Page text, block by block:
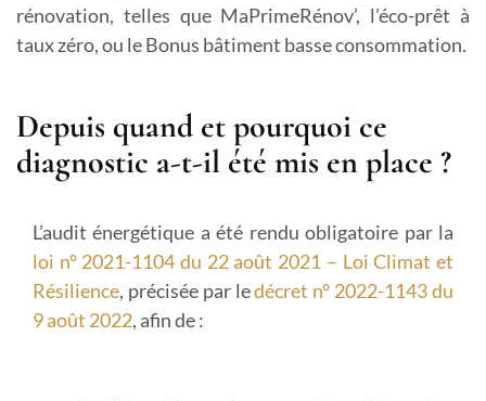
rénovation, telles que MaPrimeRénov’, l’éco-prêt à
taux zéro, ou le Bonus bâtiment basse consommation.
Depuis quand et pourquoi ce
diagnostic a-t-il été mis en place ?
L’audit énergétique a été rendu obligatoire par la
loi n° 2021-1104 du 22 août 2021 – Loi Climat et
Résilience, précisée par ledécret n° 2022-1143 du
9 août 2022, afin de :